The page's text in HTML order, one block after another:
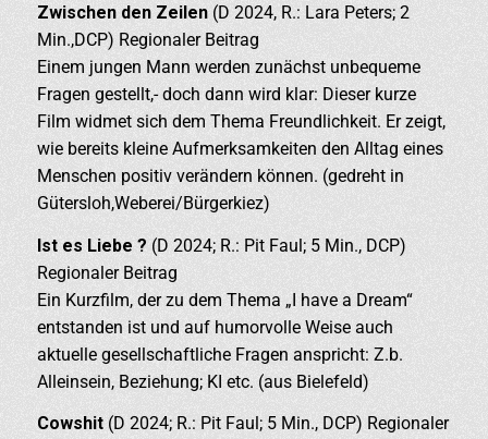
Zwischen den Zeilen(D 2024, R.: Lara Peters; 2
Min.,DCP) Regionaler Beitrag
Einem jungen Mann werden zunächst unbequeme
Fragen gestellt,- doch dann wird klar: Dieser kurze
Film widmet sich dem Thema Freundlichkeit. Er zeigt,
wie bereits kleine Aufmerksamkeiten den Alltag eines
Menschen positiv verändern können. (gedreht in
Gütersloh,Weberei/Bürgerkiez)
Ist es Liebe ? (D 2024; R.: Pit Faul; 5 Min., DCP)
Regionaler Beitrag
Ein Kurzfilm, der zu dem Thema „I have a Dream“
entstanden ist und auf humorvolle Weise auch
aktuelle gesellschaftliche Fragen anspricht: Z.b.
Alleinsein, Beziehung; KI etc. (aus Bielefeld)
Cowshit(D 2024; R.: Pit Faul; 5 Min., DCP) Regionaler